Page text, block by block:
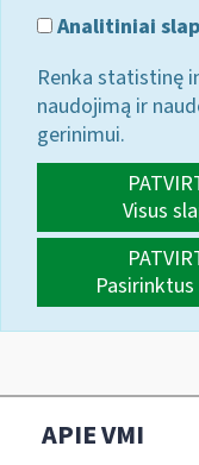
Analitiniai
Renka statistinę
naudojimą ir
gerinimui.
Visus
APIE VMI